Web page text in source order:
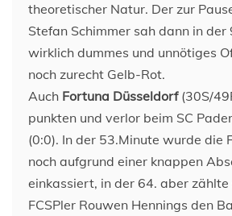
theoretischer Natur. Der zur
Stefan Schimmer sah dann in
wirklich dummes und unnötiges
noch zurecht Gelb-Rot.
Auch Fortuna Düsseldorf(30S/
punkten und verlor beim SC
(0:0). In der 53.Minute wurde die
noch aufgrund einer knappen
einkassiert, in der 64. aber zählte
FCSPler Rouwen Hennings den